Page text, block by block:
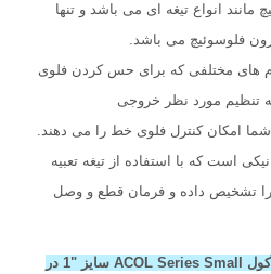
مانند انواع تیغه ای می باشد و تنها
فلوسوئیچ می باشد.
های مختلفی که برای حس کردن فلوی
تنظیم مورد نظر خروجی
است که با استفاده از تیغه‌ تعبیه
را تشخیص داده و فرمان قطع و وصل
فروش اینترنتی فلوسوئیچ خطی آکول ACOL Series Small سایز "1 در